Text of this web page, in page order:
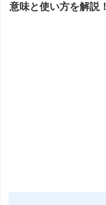
意味と使い方を解説！